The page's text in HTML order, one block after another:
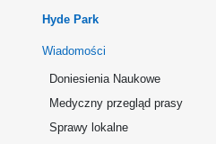
Hyde Park
Wiadomości
Doniesienia Naukowe
Medyczny przegląd prasy
Sprawy lokalne